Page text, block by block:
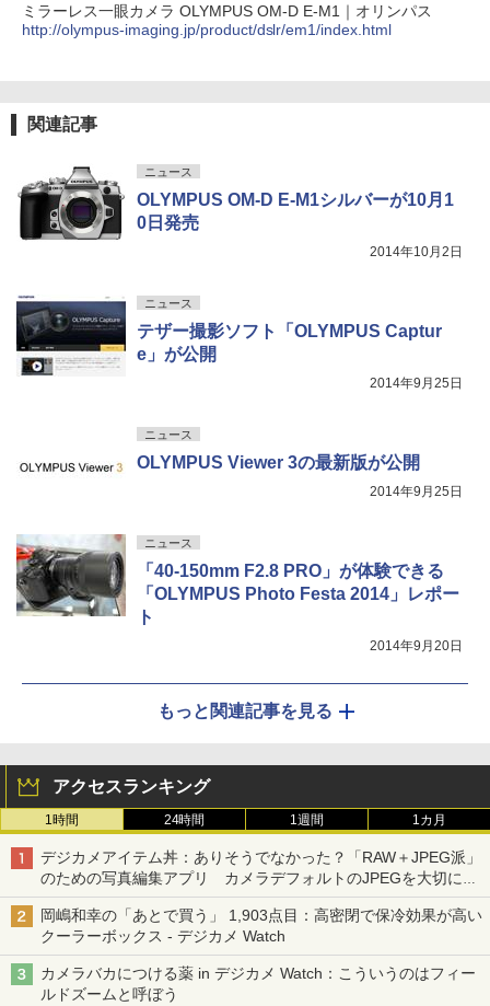
ミラーレス一眼カメラ OLYMPUS OM-D E-M1｜オリンパス
http://olympus-imaging.jp/product/dslr/em1/index.html
関連記事
ニュース
OLYMPUS OM-D E-M1シルバーが10月1
0日発売
2014年10月2日
ニュース
テザー撮影ソフト「OLYMPUS Captur
e」が公開
2014年9月25日
ニュース
OLYMPUS Viewer 3の最新版が公開
2014年9月25日
ニュース
「40-150mm F2.8 PRO」が体験できる
「OLYMPUS Photo Festa 2014」レポー
ト
2014年9月20日
もっと関連記事を見る
アクセスランキング
1時間 24時間 1週間 1カ月
デジカメアイテム丼：ありそうでなかった？「RAW＋JPEG派」
のための写真編集アプリ カメラデフォルトのJPEGを大切にす
る「Filmator」
岡嶋和幸の「あとで買う」 1,903点目：高密閉で保冷効果が高い
クーラーボックス - デジカメ Watch
カメラバカにつける薬 in デジカメ Watch：こういうのはフィー
ルドズームと呼ぼう